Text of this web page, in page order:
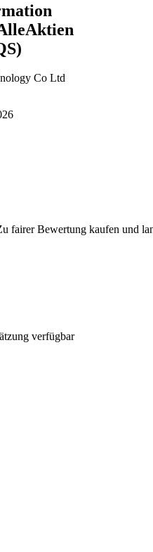
Co Ltd
fairer Bewertung kaufen und
verfügbar